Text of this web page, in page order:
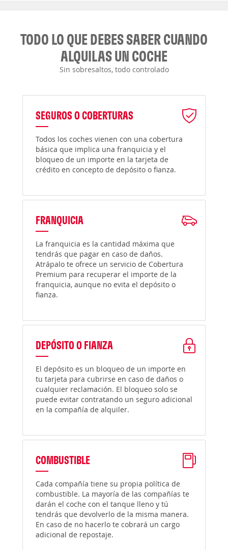
TODO LO QUE DEBES SABER CUANDO
ALQUILAS UN COCHE
Sin sobresaltos, todo controlado
SEGUROS O COBERTURAS
Todos los coches vienen con una cobertura
básica que implica una franquicia y el
bloqueo de un importe en la tarjeta de
crédito en concepto de depósito o fianza.
FRANQUICIA
La franquicia es la cantidad máxima que
tendrás que pagar en caso de daños.
Atrápalo te ofrece un servicio de Cobertura
Premium para recuperar el importe de la
franquicia, aunque no evita el depósito o
fianza.
DEPÓSITO O FIANZA
El depósito es un bloqueo de un importe en
tu tarjeta para cubrirse en caso de daños o
cualquier reclamación. El bloqueo solo se
puede evitar contratando un seguro adicional
en la compañía de alquiler.
COMBUSTIBLE
Cada compañía tiene su propia política de
combustible. La mayoría de las compañías te
darán el coche con el tanque lleno y tú
tendrás que devolverlo de la misma manera.
En caso de no hacerlo te cobrará un cargo
adicional de repostaje.